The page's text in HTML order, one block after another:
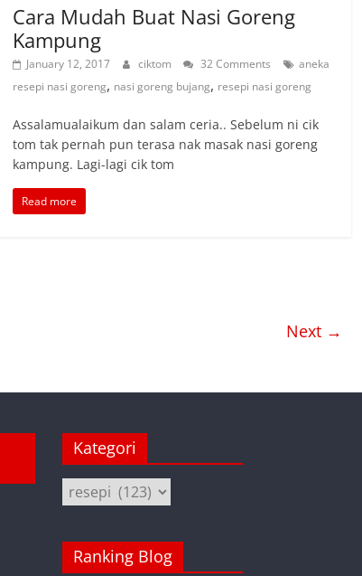
Cara Mudah Buat Nasi Goreng
Kampung
January 12, 2017 ciktom 32 Comments
aneka
resepi nasi goreng, nasi goreng bujang, resepi nasi goreng
Assalamualaikum dan salam ceria.. Sebelum ni cik
tom tak pernah pun terasa nak masak nasi goreng
kampung. Lagi-lagi cik tom
Read more
Next →
Kategori
Kategori
Ranking Blog